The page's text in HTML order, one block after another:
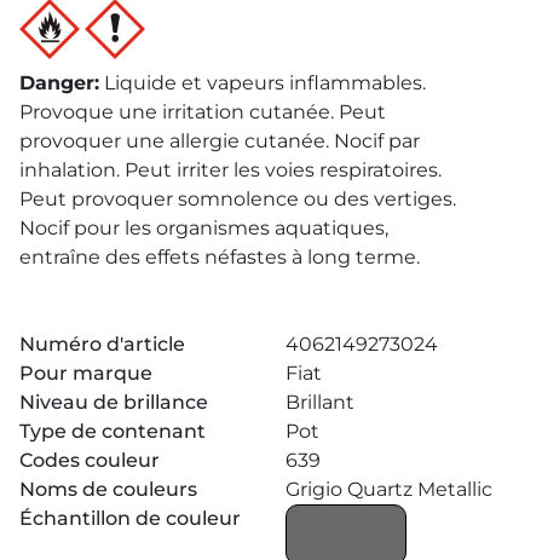
Danger: Liquide et vapeurs inflammables.
Provoque une irritation cutanée. Peut
provoquer une allergie cutanée. Nocif par
inhalation. Peut irriter les voies respiratoires.
Peut provoquer somnolence ou des vertiges.
Nocif pour les organismes aquatiques,
entraîne des effets néfastes à long terme.
Numéro d'article
4062149273024
Pour marque
Fiat
Niveau de brillance
Brillant
Type de contenant
Pot
Codes couleur
639
Noms de couleurs
Grigio Quartz Metallic
Échantillon de couleur